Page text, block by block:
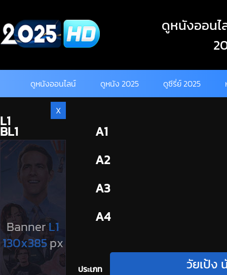
content
ดูหนังออนไ
ดูหนังออนไลน์ ดูหนัง 2025 ดูซีรี่ย์ 2025
BL1
A1
A2
A3
A4
ประเภท
วัยเป้ง
X
L1